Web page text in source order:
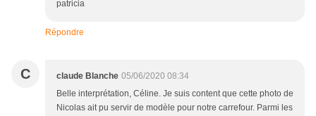
patricia
Répondre
C claude Blanche 05/06/2020 08:34
Belle interprétation, Céline. Je suis content que cette photo de
Nicolas ait pu servir de modèle pour notre carrefour. Parmi les